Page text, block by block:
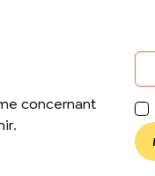
concernant